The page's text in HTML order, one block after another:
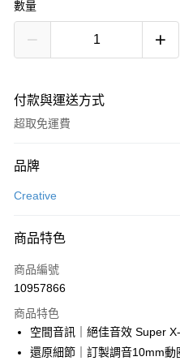
數量
付款與運送方式
超取免運費
付款方式
信用卡一次付款
街口支付
悠遊付
ATM付款
品牌
Creative
商品特色
商品編號
10957866
商品特色
空間音訊｜絕佳音效 Super
還原細節｜訂製調音10mm動